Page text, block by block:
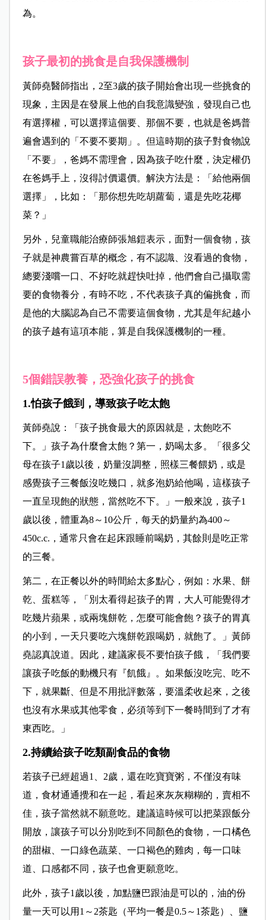
為。
孩子最初的挑食是自我保護機制
黃師堯醫師指出，2至3歲的孩子開始會出現一些挑食的
現象，主因是在發展上他的自我意識變強，發現自己也
有選擇權，可以選擇這個要、那個不要，也就是爸媽普
遍會遇到的「不要不要期」。但這時期的孩子對食物說
「不要」，爸媽不需理會，因為孩子吃什麼，決定權仍
在爸媽手上，沒得討價還價。解決方法是：「給他兩個
選擇」，比如：「那你想先吃胡蘿蔔，還是先吃花椰
菜？」
另外，兒童職能治療師張旭鎧表示，面對一個食物，孩
子就是神農嘗百草的概念，有不認識、沒看過的食物，
總要淺嚐一口、不好吃就趕快吐掉，他們會自己攝取需
要的食物養分，有時不吃，不代表孩子真的偏挑食，而
是他的大腦認為自己不需要這個食物，尤其是年紀越小
的孩子越有這項本能，算是自我保護機制的一種。
5個錯誤教養，恐強化孩子的挑食
1.怕孩子餓到，導致孩子吃太飽
黃師堯說：「孩子挑食最大的原因就是，太飽吃不
下。」孩子為什麼會太飽？第一，奶喝太多。「很多父
母在孩子1歲以後，奶量沒調整，照樣三餐餵奶，或是
感覺孩子三餐飯沒吃幾口，就多泡奶給他喝，這樣孩子
一直呈現飽的狀態，當然吃不下。」一般來說，孩子1
歲以後，體重為8～10公斤，每天的奶量約為400～
450c.c.，通常只會在起床跟睡前喝奶，其餘則是吃正常
的三餐。
第二，在正餐以外的時間給太多點心，例如：水果、餅
乾、蛋糕等，「別太看得起孩子的胃，大人可能覺得才
吃幾片蘋果，或兩塊餅乾，怎麼可能會飽？孩子的胃真
的小到，一天只要吃六塊餅乾跟喝奶，就飽了。」黃師
堯認真說道。因此，建議家長不要怕孩子餓，「我們要
讓孩子吃飯的動機只有『飢餓』。如果飯沒吃完、吃不
下，就果斷、但是不用批評數落，要溫柔收起來，之後
也沒有水果或其他零食，必須等到下一餐時間到了才有
東西吃。」
2.持續給孩子吃類副食品的食物
若孩子已經超過1、2歲，還在吃寶寶粥，不僅沒有味
道，食材通通攪和在一起，看起來灰灰糊糊的，賣相不
佳，孩子當然就不願意吃。建議這時候可以把菜跟飯分
開放，讓孩子可以分別吃到不同顏色的食物，一口橘色
的甜椒、一口綠色蔬菜、一口褐色的雞肉，每一口味
道、口感都不同，孩子也會更願意吃。
此外，孩子1歲以後，加點鹽巴跟油是可以的，油的份
量一天可以用1～2茶匙（平均一餐是0.5～1茶匙）、鹽